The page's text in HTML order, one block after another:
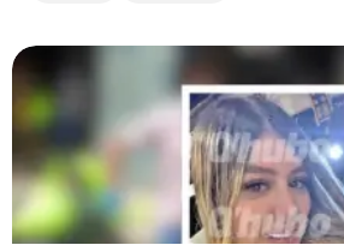
Compartir Noticia